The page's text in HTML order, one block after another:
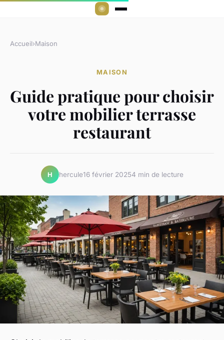
Accueil›Maison
MAISON
Guide pratique pour choisir
votre mobilier terrasse
restaurant
H hercule16 février 20254 min de lecture